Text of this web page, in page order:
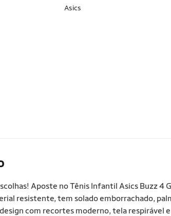
Asics
Aposte no Tênis Infantil Asics Buzz 4
resistente, tem solado emborrachado,
com recortes moderno, tela respirável